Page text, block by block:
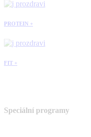
PROTEIN +
FIT +
Speciální programy